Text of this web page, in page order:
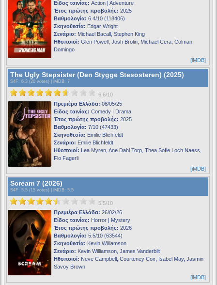
Είδος ταινίας: Action | Adventure
Έτος πρώτης προβολής: 2025
Βαθμολογία: 6.4/10 (118406)
Σκηνοθεσία: Edgar Wright
Σενάριο: Michael Bacall, Stephen King
Ηθοποιοί: Glen Powell, Josh Brolin, Michael Cera, Colman
Domingo
[iMDB]
The Ugly Stepsister (Den Stygge Stesosteren) (2025)
S4F : 6.3 (20 votes) | iMDB: 7
6.6/10
Πρεμιέρα Ελλάδα: 08/05/25
Είδος ταινίας: Comedy | Drama
Έτος πρώτης προβολής: 2025
Βαθμολογία: 7/10 (47433)
Σκηνοθεσία: Emilie Blichfeldt
Σενάριο: Emilie Blichfeldt
Ηθοποιοί: Lea Myren, Ane Dahl Torp, Thea Sofie Loch Naess,
Flo Fagerli
[iMDB]
Scream 7 (2026)
S4F : 5.5 (15 votes) | iMDB: 5.5
5.5/10
Πρεμιέρα Ελλάδα: 26/02/26
Είδος ταινίας: Horror | Mystery
Έτος πρώτης προβολής: 2026
Βαθμολογία: 5.5/10 (63544)
Σκηνοθεσία: Kevin Williamson
Σενάριο: Kevin Williamson, James Vanderbilt
Ηθοποιοί: Neve Campbell, Courteney Cox, Isabel May, Jasmin
Savoy Brown
[iMDB]